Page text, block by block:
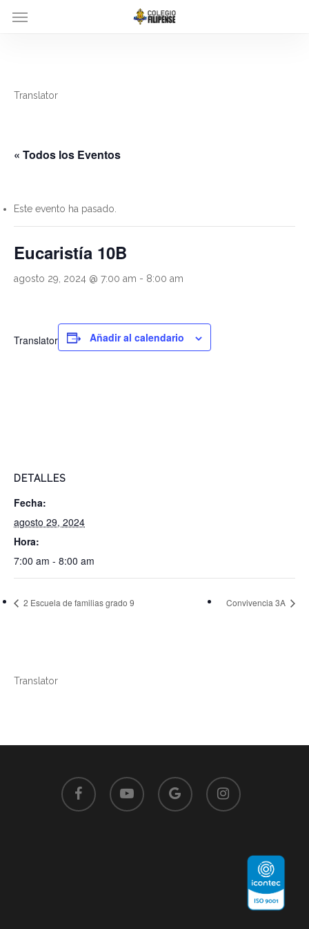
Translator
« Todos los Eventos
Este evento ha pasado.
Eucaristía 10B
agosto 29, 2024 @ 7:00 am - 8:00 am
Translator Añadir al calendario
DETALLES
Fecha:
agosto 29, 2024
Hora:
7:00 am - 8:00 am
2 Escuela de familias grado 9 Convivencia 3A
Translator
facebook youtube
google-
plus
instagram